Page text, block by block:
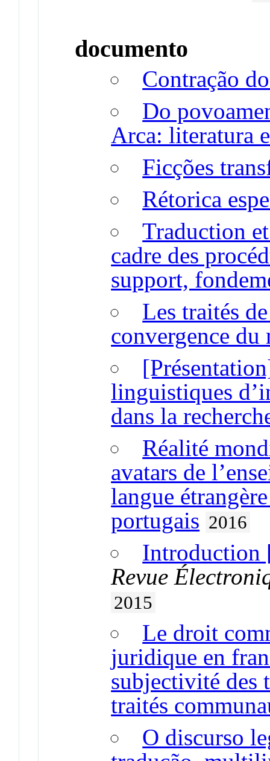
documento
Contração
Do
Arca: literatura
Ficções
Rétorica
Traduction
cadre des
support,
Les traités
convergence
linguistiques
dans la
Réalité
avatars de
langue
portugais 2016
Introduction
Revue
2015
Le droit
juridique en
subjectivité des
traités
O discurso